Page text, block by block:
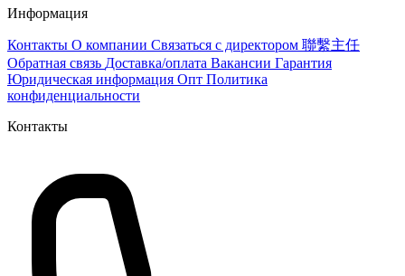
Информация
Контакты О компании Связаться с директором 聯繫主任
Обратная связь Доставка/оплата Вакансии Гарантия
Юридическая информация Опт Политика
конфиденциальности
Контакты